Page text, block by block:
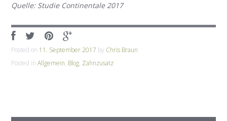
Quelle: Studie Continentale 2017
Posted on 11. September 2017 by Chris Braun
Posted inAllgemein, Blog, Zahnzusatz